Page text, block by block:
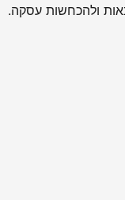
ולהכחשות עסקה.